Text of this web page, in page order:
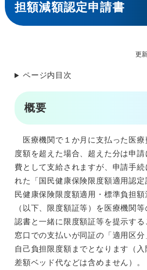
担額減額認定申請書
更
ページ内目次
概要
医療機関で１か月に支払った医療
度額を超えた場合、超えた分は申
費として支給されますが、申請手続
れた「国民健康保険限度額適用認定
民健康保険限度額適用・標準負担額
（以下、限度額証等）を医療機関
認書と一緒に限度額証等を提示する
窓口での支払いが同証の「適用区分
自己負担限度額までとなります（入
差額ベッド代などは含めません）。